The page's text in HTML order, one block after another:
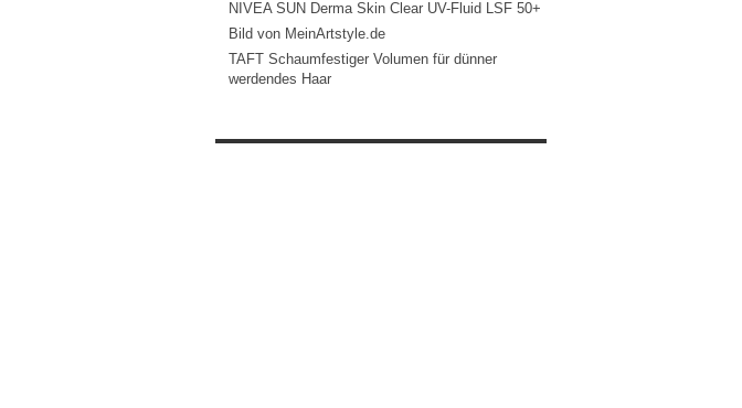
NIVEA SUN Derma Skin Clear UV-Fluid LSF 50+
Bild von MeinArtstyle.de
TAFT Schaumfestiger Volumen für dünner
werdendes Haar